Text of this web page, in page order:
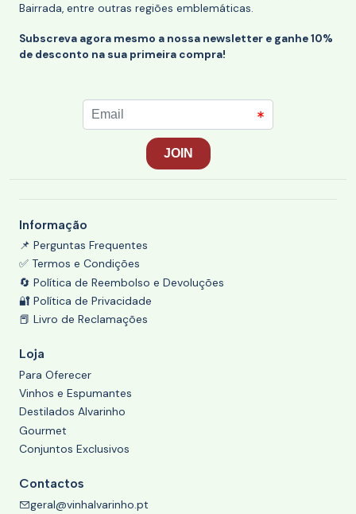
Bairrada, entre outras regiões emblemáticas.
Subscreva agora mesmo a nossa newsletter e ganhe 10%
de desconto na sua primeira compra!
Informação
📌 Perguntas Frequentes
✅ Termos e Condições
🔄 Política de Reembolso e Devoluções
🔐 Política de Privacidade
📕 Livro de Reclamações
Loja
Para Oferecer
Vinhos e Espumantes
Destilados Alvarinho
Gourmet
Conjuntos Exclusivos
Contactos
geral@vinhalvarinho.pt